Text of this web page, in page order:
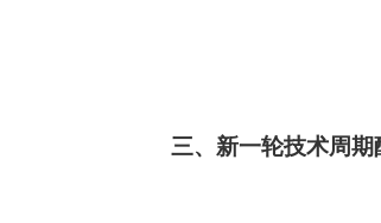
三、新一轮技术周